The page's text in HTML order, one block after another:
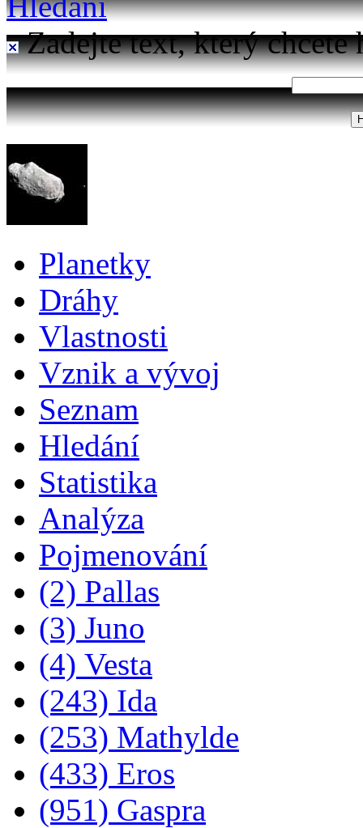
Zadejte text, který chcete
Planetky
Dráhy
Vlastnosti
Vznik a vývoj
Seznam
Hledání
Statistika
Analýza
Pojmenování
(2) Pallas
(3) Juno
(4) Vesta
(243) Ida
(253) Mathylde
(433) Eros
(951) Gaspra